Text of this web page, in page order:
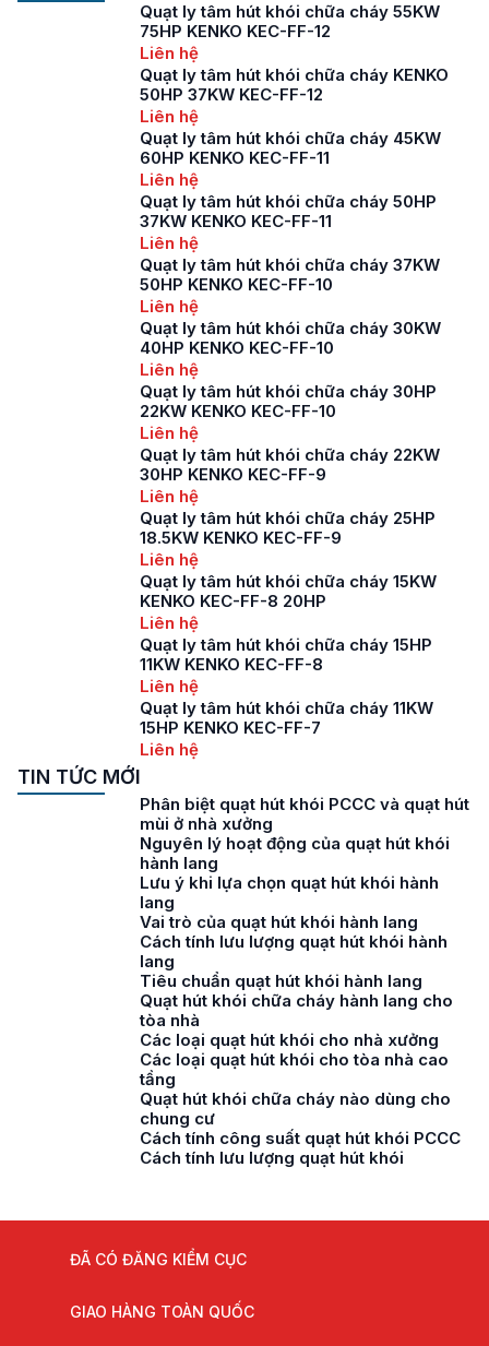
Quạt ly tâm hút khói chữa cháy 55KW
75HP KENKO KEC-FF-12
Liên hệ
Quạt ly tâm hút khói chữa cháy KENKO
50HP 37KW KEC-FF-12
Liên hệ
Quạt ly tâm hút khói chữa cháy 45KW
60HP KENKO KEC-FF-11
Liên hệ
Quạt ly tâm hút khói chữa cháy 50HP
37KW KENKO KEC-FF-11
Liên hệ
Quạt ly tâm hút khói chữa cháy 37KW
50HP KENKO KEC-FF-10
Liên hệ
Quạt ly tâm hút khói chữa cháy 30KW
40HP KENKO KEC-FF-10
Liên hệ
Quạt ly tâm hút khói chữa cháy 30HP
22KW KENKO KEC-FF-10
Liên hệ
Quạt ly tâm hút khói chữa cháy 22KW
30HP KENKO KEC-FF-9
Liên hệ
Quạt ly tâm hút khói chữa cháy 25HP
18.5KW KENKO KEC-FF-9
Liên hệ
Quạt ly tâm hút khói chữa cháy 15KW
KENKO KEC-FF-8 20HP
Liên hệ
Quạt ly tâm hút khói chữa cháy 15HP
11KW KENKO KEC-FF-8
Liên hệ
Quạt ly tâm hút khói chữa cháy 11KW
15HP KENKO KEC-FF-7
Liên hệ
TIN TỨC MỚI
Phân biệt quạt hút khói PCCC và quạt hút
mùi ở nhà xưởng
Nguyên lý hoạt động của quạt hút khói
hành lang
Lưu ý khi lựa chọn quạt hút khói hành
lang
Vai trò của quạt hút khói hành lang
Cách tính lưu lượng quạt hút khói hành
lang
Tiêu chuẩn quạt hút khói hành lang
Quạt hút khói chữa cháy hành lang cho
tòa nhà
Các loại quạt hút khói cho nhà xưởng
Các loại quạt hút khói cho tòa nhà cao
tầng
Quạt hút khói chữa cháy nào dùng cho
chung cư
Cách tính công suất quạt hút khói PCCC
Cách tính lưu lượng quạt hút khói
ĐÃ CÓ ĐĂNG KIỂM CỤC
GIAO HÀNG TOÀN QUỐC